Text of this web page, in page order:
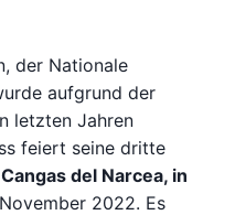
der Nationale
aufgrund der
letzten Jahren
feiert seine dritte
Cangas del Narcea, in
2022. Es